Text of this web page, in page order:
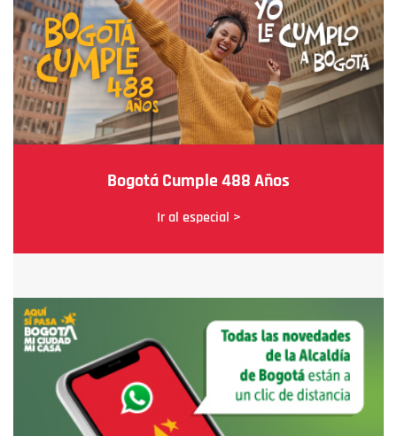
Bogotá Cumple 488 Años
Ir al especial >